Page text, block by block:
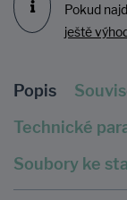
Pokud
ještě
Popis
Technické
Soubory ke